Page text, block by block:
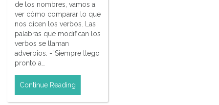
de los nombres, vamos a
ver cómo comparar lo que
nos dicen los verbos. Las
palabras que modifican los
verbos se llaman
adverbios. -”Siempre llego
pronto a…
Continue Reading